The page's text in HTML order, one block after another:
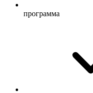
программа